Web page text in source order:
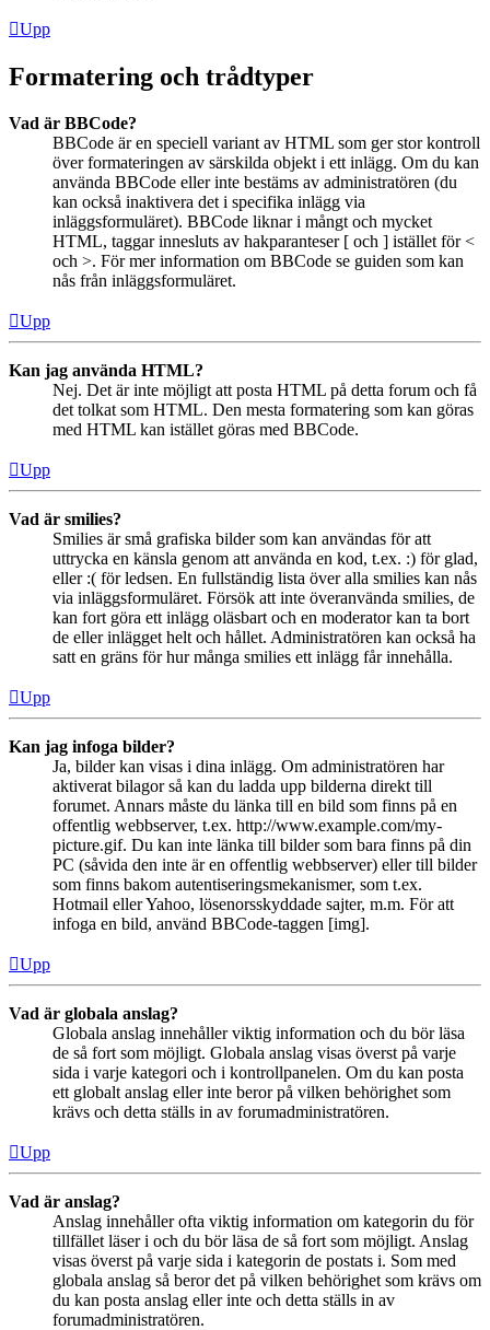
Upp
Formatering och trådtyper
Vad är BBCode?
BBCode är en speciell variant av HTML som ger stor kontroll
över formateringen av särskilda objekt i ett inlägg. Om du kan
använda BBCode eller inte bestäms av administratören (du
kan också inaktivera det i specifika inlägg via
inläggsformuläret). BBCode liknar i mångt och mycket
HTML, taggar innesluts av hakparanteser [ och ] istället för <
och >. För mer information om BBCode se guiden som kan
nås från inläggsformuläret.
Upp
Kan jag använda HTML?
Nej. Det är inte möjligt att posta HTML på detta forum och få
det tolkat som HTML. Den mesta formatering som kan göras
med HTML kan istället göras med BBCode.
Upp
Vad är smilies?
Smilies är små grafiska bilder som kan användas för att
uttrycka en känsla genom att använda en kod, t.ex. :) för glad,
eller :( för ledsen. En fullständig lista över alla smilies kan nås
via inläggsformuläret. Försök att inte överanvända smilies, de
kan fort göra ett inlägg oläsbart och en moderator kan ta bort
de eller inlägget helt och hållet. Administratören kan också ha
satt en gräns för hur många smilies ett inlägg får innehålla.
Upp
Kan jag infoga bilder?
Ja, bilder kan visas i dina inlägg. Om administratören har
aktiverat bilagor så kan du ladda upp bilderna direkt till
forumet. Annars måste du länka till en bild som finns på en
offentlig webbserver, t.ex. http://www.example.com/my-
picture.gif. Du kan inte länka till bilder som bara finns på din
PC (såvida den inte är en offentlig webbserver) eller till bilder
som finns bakom autentiseringsmekanismer, som t.ex.
Hotmail eller Yahoo, lösenorsskyddade sajter, m.m. För att
infoga en bild, använd BBCode-taggen [img].
Upp
Vad är globala anslag?
Globala anslag innehåller viktig information och du bör läsa
de så fort som möjligt. Globala anslag visas överst på varje
sida i varje kategori och i kontrollpanelen. Om du kan posta
ett globalt anslag eller inte beror på vilken behörighet som
krävs och detta ställs in av forumadministratören.
Upp
Vad är anslag?
Anslag innehåller ofta viktig information om kategorin du för
tillfället läser i och du bör läsa de så fort som möjligt. Anslag
visas överst på varje sida i kategorin de postats i. Som med
globala anslag så beror det på vilken behörighet som krävs om
du kan posta anslag eller inte och detta ställs in av
forumadministratören.